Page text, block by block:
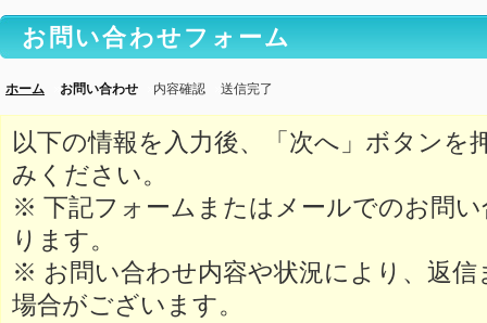
お問い合わせフォーム
ホーム お問い合わせ 内容確認 送信完了
以下の情報を入力後、「次へ」ボタンを
みください。
※ 下記フォームまたはメールでのお問
ります。
※ お問い合わせ内容や状況により、返
場合がございます。